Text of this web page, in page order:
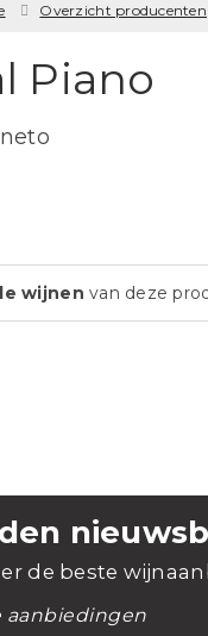
Overzicht producenten
Piano
wijnen van deze
de beste
aanbiedingen